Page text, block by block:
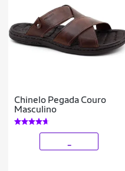
Chinelo Pegada Couro
Masculino